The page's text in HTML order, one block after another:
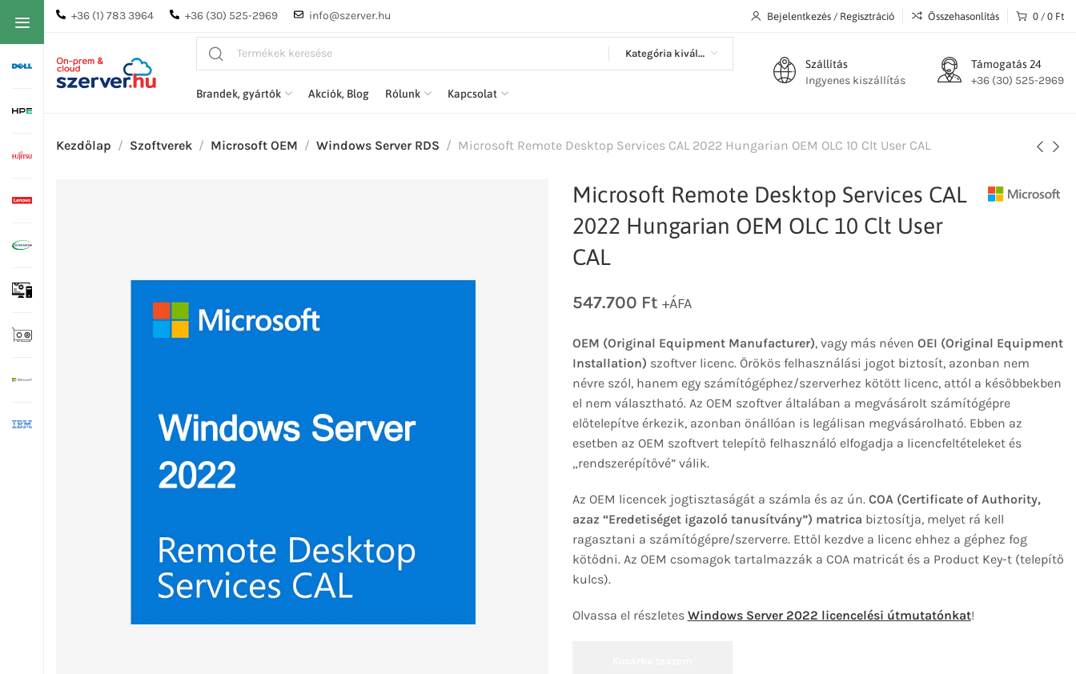
+36 (1) 783 3964 +36 (30) 525-2969 info@szerver.hu Bejelentkezés / Regisztráció Összehasonlítás 0 / 0 Ft
Kategória kiválasztása
Brandek, gyártók Akciók, Blog Rólunk Kapcsolat
Szállítás
Ingyenes kiszállítás
Támogatás 24
+36 (30) 525-2969
Kezdőlap Szoftverek Microsoft OEM Windows Server RDS Microsoft Remote Desktop Services CAL 2022 Hungarian OEM OLC 10 Clt User CAL
Microsoft Remote Desktop Services CAL
2022 Hungarian OEM OLC 10 Clt User
CAL
547.700 Ft +ÁFA
OEM (Original Equipment Manufacturer), vagy más néven OEI (Original Equipment
Installation) szoftver licenc. Örökös felhasználási jogot biztosít, azonban nem
névre szól, hanem egy számítógéphez/szerverhez kötött licenc, attól a későbbekben
el nem választható. Az OEM szoftver általában a megvásárolt számítógépre
előtelepítve érkezik, azonban önállóan is legálisan megvásárolható. Ebben az
esetben az OEM szoftvert telepítő felhasználó elfogadja a licencfeltételeket és
„rendszerépítővé” válik.
Az OEM licencek jogtisztaságát a számla és az ún. COA (Certificate of Authority,
azaz “Eredetiséget igazoló tanusítvány”) matrica biztosítja, melyet rá kell
ragasztani a számítógépre/szerverre. Ettől kezdve a licenc ehhez a géphez fog
kötődni. Az OEM csomagok tartalmazzák a COA matricát és a Product Key-t (telepítő
kulcs).
Olvassa el részletes Windows Server 2022 licencelési útmutatónkat!